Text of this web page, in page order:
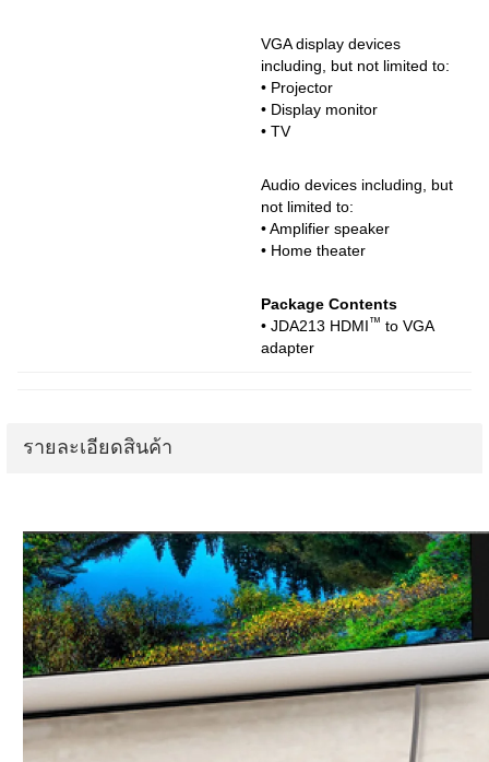
VGA display devices
including, but not limited to:
• Projector
• Display monitor
• TV
Audio devices including, but
not limited to:
• Amplifier speaker
• Home theater
Package Contents
• JDA213 HDMI™ to VGA
adapter
รายละเอียดสินค้า